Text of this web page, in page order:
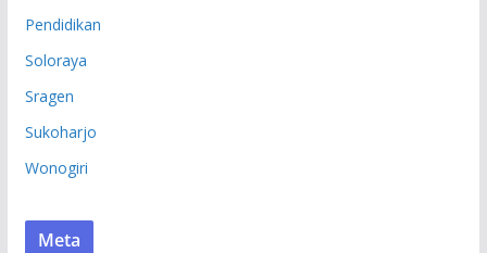
Pendidikan
Soloraya
Sragen
Sukoharjo
Wonogiri
Meta